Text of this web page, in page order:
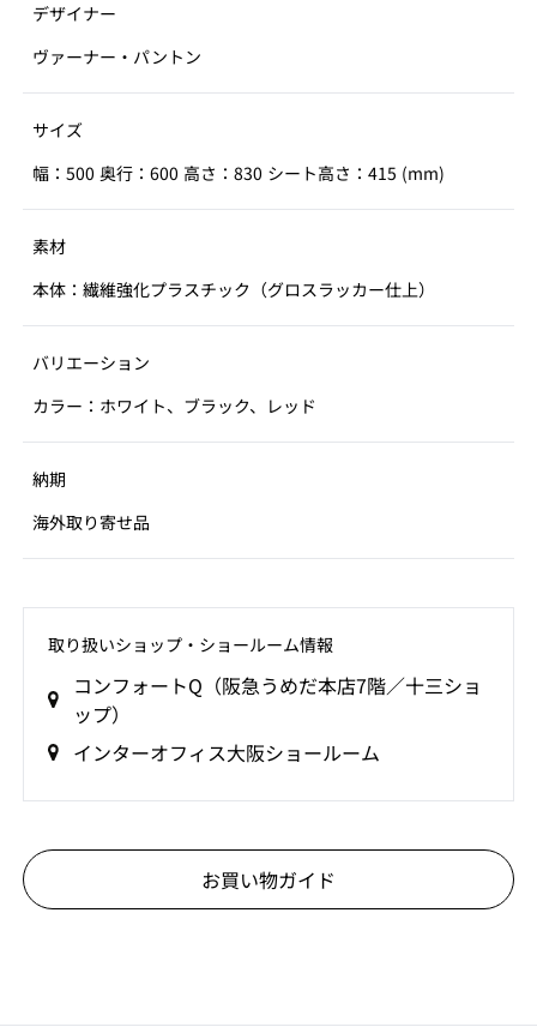
デザイナー
ヴァーナー・パントン
サイズ
幅：500 奥行：600 高さ：830 シート高さ：415 (mm)
素材
本体：繊維強化プラスチック（グロスラッカー仕上）
バリエーション
カラー：ホワイト、ブラック、レッド
納期
海外取り寄せ品
取り扱いショップ‧ショールーム情報
コンフォートQ（阪急うめだ本店7階／十三ショ
ップ）
インターオフィス大阪ショールーム
お買い物ガイド